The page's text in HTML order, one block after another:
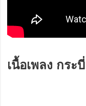
เนื้อเพลง กระบี่